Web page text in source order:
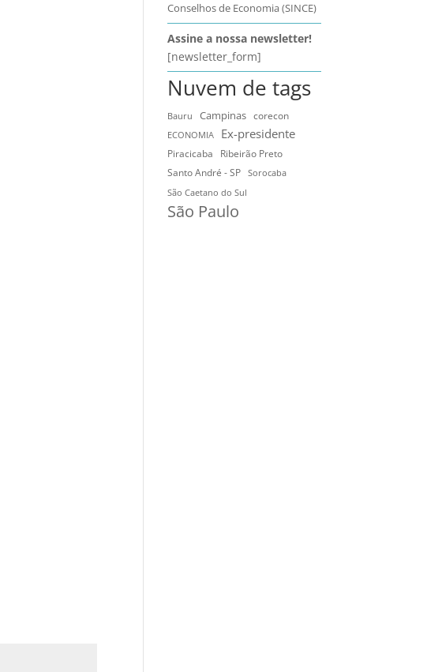
Conselhos de Economia (SINCE)
Assine a nossa newsletter!
[newsletter_form]
Nuvem de tags
Bauru Campinas
corecon
ECONOMIA
Ex-presidente
Piracicaba
Ribeirão Preto
Santo André - SP
Sorocaba
São Caetano do Sul
São Paulo